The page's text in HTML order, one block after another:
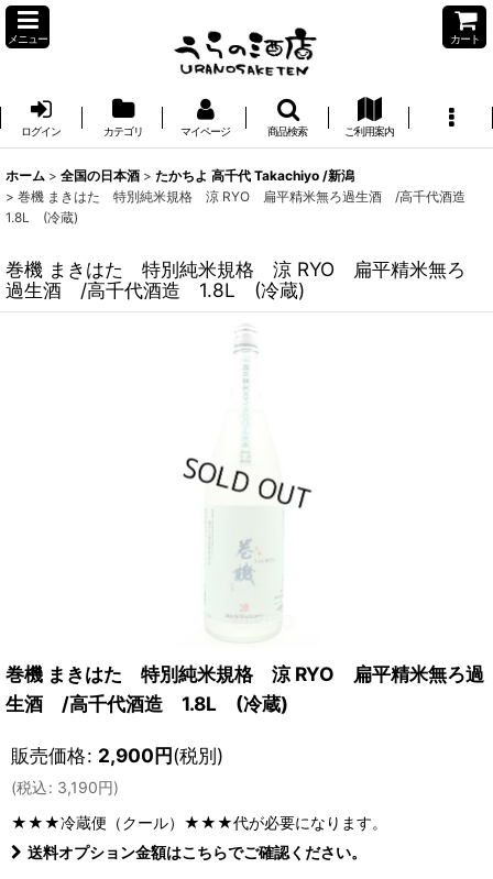
メニュー カート
ログイン カテゴリ マイページ 商品検索 ご利用案内
ホーム > 全国の日本酒 > たかちよ 高千代 Takachiyo /新潟
> 巻機 まきはた 特別純米規格 涼 RYO 扁平精米無ろ過生酒 /高千代酒造
1.8L (冷蔵)
巻機 まきはた 特別純米規格 涼 RYO 扁平精米無ろ
過生酒 /高千代酒造 1.8L (冷蔵)
巻機 まきはた 特別純米規格 涼 RYO 扁平精米無ろ過
生酒 /高千代酒造 1.8L (冷蔵)
販売価格: 2,900円(税別)
(税込: 3,190円)
★★★冷蔵便（クール）★★★代が必要になります。
送料オプション金額はこちらでご確認ください。